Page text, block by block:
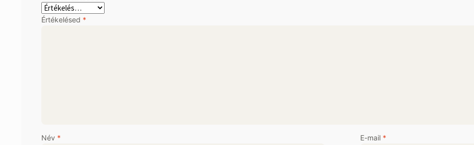
Értékelésed *
Név * E-mail *